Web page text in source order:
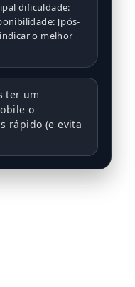
dificuldade:
[pós-
o melhor
ter um
o
rápido (e evita